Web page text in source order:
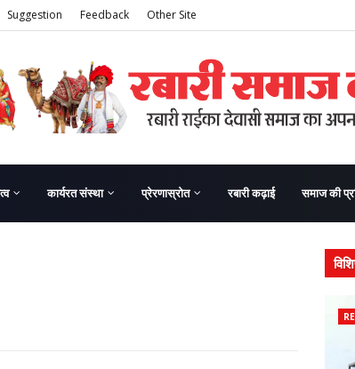
Suggestion Feedback Other Site
कार्यरत संस्था प्रेरणास्रोत रबारी कढ़ाई समाज की